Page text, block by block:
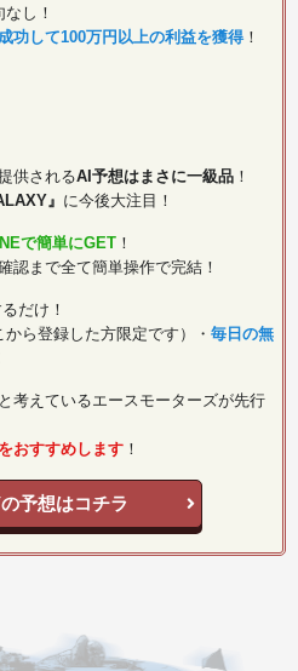
なし！
功して100万円以上の利益を獲得！
供されるAI予想はまさに一級品 ！
』 に今後大注目！
で簡単にGET ！
認まで全て簡単操作で完結！
だけ！
から登録した方限定です）・ 毎日の無
考えているエースモーターズが先行
おすすめします ！
予想はコチラ